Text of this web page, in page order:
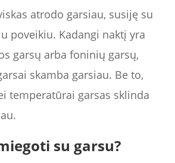
atrodo garsiau, susiję su
poveikiu. Kadangi naktį yra
garsų arba foninių garsų,
skamba garsiau. Be to,
temperatūrai garsas sklinda
su garsu?